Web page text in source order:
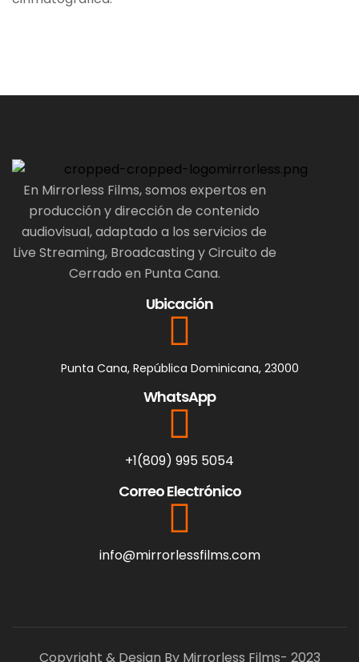
En Mirrorless Films, somos expertos en
producción y dirección de contenido
audiovisual, adaptado a los servicios de
Live Streaming, Broadcasting y Circuito de
Cerrado en Punta Cana.
Ubicación
Punta Cana, República Dominicana, 23000
WhatsApp
+1(809) 995 5054
Correo Electrónico
info@mirrorlessfilms.com
Copyright & Design By Mirrorless Films- 2023